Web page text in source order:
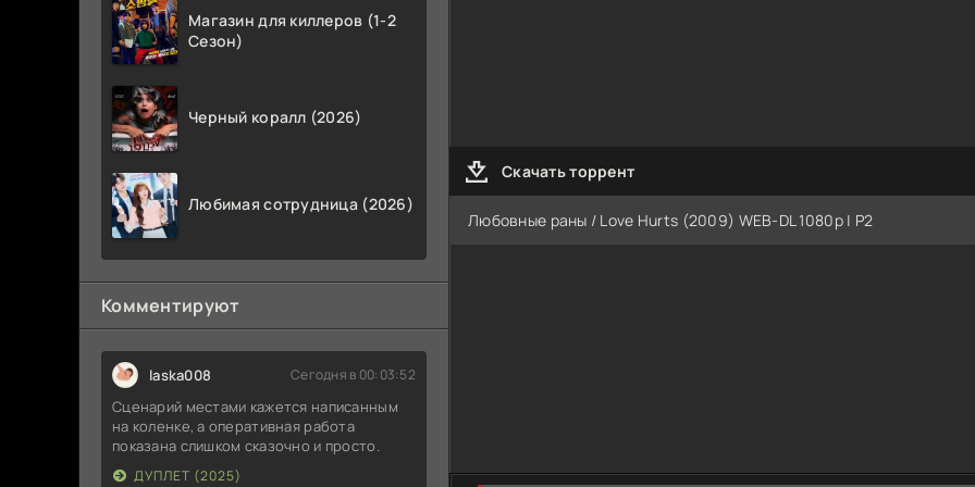
Магазин для киллеров (1-2
Сезон)
Черный коралл (2026)
Любимая сотрудница (2026)
Комментируют
laska008 Сегодня в 00:03:52
Сценарий местами кажется написанным
на коленке, а оперативная работа
показана слишком сказочно и просто.
ДУПЛЕТ (2025)
Скачать торрент
Любовные раны / Love Hurts (2009) WEB-DL 1080p | P2